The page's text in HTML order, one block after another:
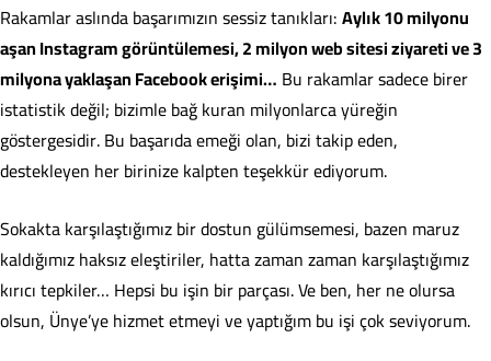
Rakamlar aslında başarımızın sessiz tanıkları:Aylık 10 milyonu
aşan Instagram görüntülemesi, 2 milyon web sitesi ziyareti ve 3
milyona yaklaşan Facebook erişimi… Bu rakamlar sadece birer
istatistik değil; bizimle bağ kuran milyonlarca yüreğin
göstergesidir. Bu başarıda emeği olan, bizi takip eden,
destekleyen her birinize kalpten teşekkür ediyorum.
Sokakta karşılaştığımız bir dostun gülümsemesi, bazen maruz
kaldığımız haksız eleştiriler, hatta zaman zaman karşılaştığımız
kırıcı tepkiler… Hepsi bu işin bir parçası. Ve ben, her ne olursa
olsun, Ünye’ye hizmet etmeyi ve yaptığım bu işi çok seviyorum.